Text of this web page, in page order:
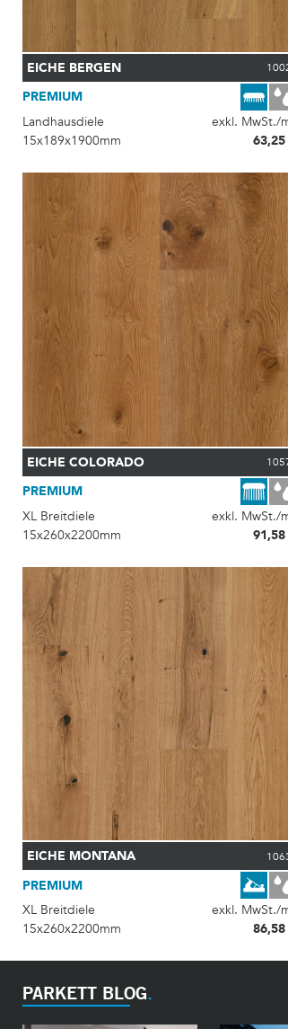
EICHE BERGEN
PREMIUM
Landhausdiele
exkl. MwSt./
15x189x1900mm
63,25
EICHE COLORADO
PREMIUM
XL Breitdiele
exkl. MwSt./
15x260x2200mm
91,58
EICHE MONTANA
PREMIUM
XL Breitdiele
exkl. MwSt./
15x260x2200mm
86,58
PARKETT BLOG